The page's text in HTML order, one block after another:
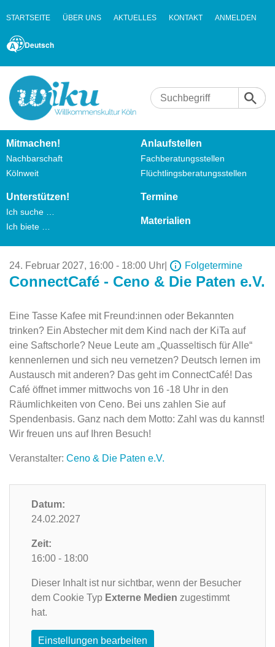
STARTSEITE ÜBER UNS AKTUELLES KONTAKT ANMELDEN
Deutsch
Mitmachen!
Nachbarschaft
Kölnweit
Anlaufstellen
Fachberatungsstellen
Flüchtlingsberatungsstellen
Unterstützen!
Ich suche …
Ich biete …
Termine
Materialien
24. Februar 2027, 16:00 - 18:00 Uhr Folgetermine
ConnectCafé - Ceno & Die Paten e.V.
Eine Tasse Kafee mit Freund:innen oder Bekannten
trinken? Ein Abstecher mit dem Kind nach der KiTa auf
eine Saftschorle? Neue Leute am „Quasseltisch für Alle“
kennenlernen und sich neu vernetzen? Deutsch lernen im
Austausch mit anderen? Das geht im ConnectCafé! Das
Café öffnet immer mittwochs von 16 -18 Uhr in den
Räumlichkeiten von Ceno. Bei uns zahlen Sie auf
Spendenbasis. Ganz nach dem Motto: Zahl was du kannst!
Wir freuen uns auf Ihren Besuch!
Veranstalter: Ceno & Die Paten e.V.
Datum:
24.02.2027
Zeit:
16:00 - 18:00
Dieser Inhalt ist nur sichtbar, wenn der Besucher
dem Cookie Typ Externe Medien zugestimmt
hat.
Einstellungen bearbeiten